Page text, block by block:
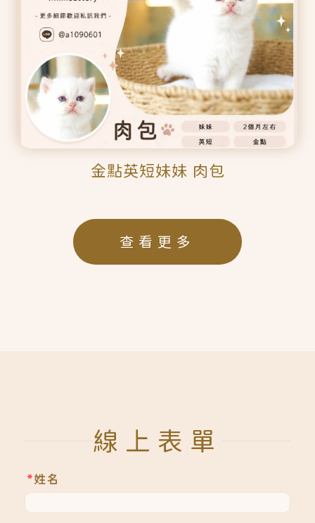
金點英短妹妹 肉包
查看更多
線上表單
*姓名